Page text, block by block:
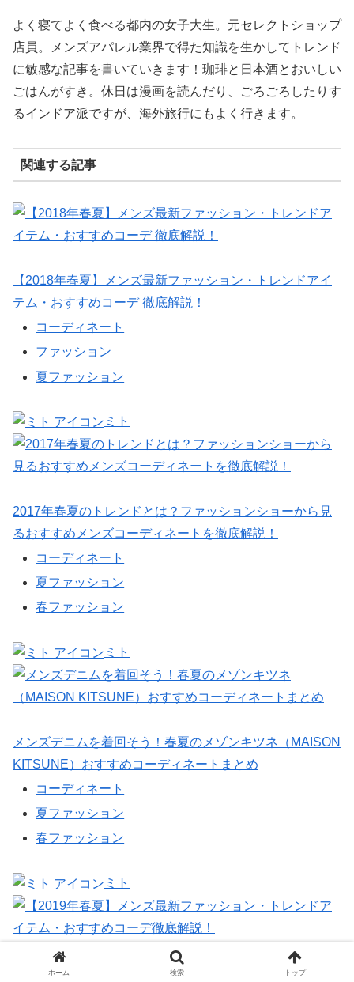
よく寝てよく食べる都内の女子大生。元セレクトショップ
店員。メンズアパレル業界で得た知識を生かしてトレンド
に敏感な記事を書いていきます！珈琲と日本酒とおいしい
ごはんがすき。休日は漫画を読んだり、ごろごろしたりす
るインドア派ですが、海外旅行にもよく行きます。
関連する記事
【2018年春夏】メンズ最新ファッション・トレンドアイ
テム・おすすめコーデ 徹底解説！
コーディネート
ファッション
夏ファッション
ミト
2017年春夏のトレンドとは？ファッションショーから見
るおすすめメンズコーディネートを徹底解説！
コーディネート
夏ファッション
春ファッション
ミト
メンズデニムを着回そう！春夏のメゾンキツネ（MAISON
KITSUNE）おすすめコーディネートまとめ
コーディネート
夏ファッション
春ファッション
ミト
【2019年春夏】メンズ最新ファッション・トレンドアイ
ホーム 検索 トップ